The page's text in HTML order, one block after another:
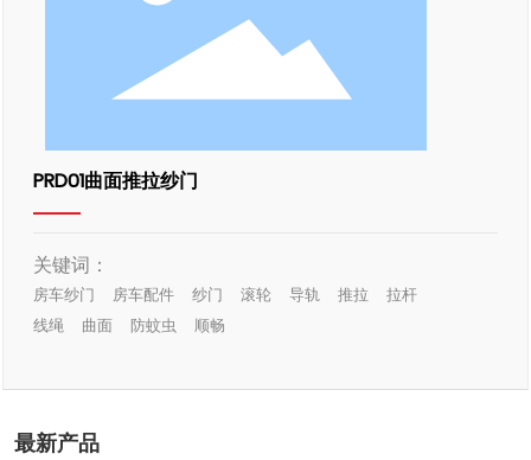
PRD01曲面推拉纱门
关键词：
房车纱门 房车配件 纱门 滚轮 导轨 推拉
拉杆
线绳
曲面 防蚊虫 顺畅
最新产品